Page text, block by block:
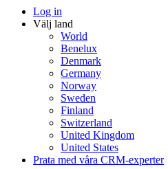
Log in
Välj land
World
Benelux
Denmark
Germany
Norway
Sweden
Finland
Switzerland
United Kingdom
United States
Prata med våra CRM-experter